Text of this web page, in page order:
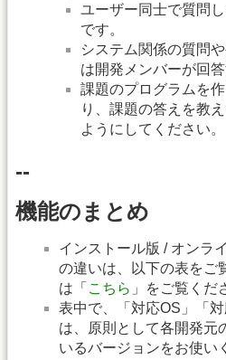
ユーザー同士で質問
です。
システム関係の質問
は開発メンバーが回
課題のプログラムを
り、課題の答えを教
ようにしてください。
--
機能のまとめ
インストール版 / オンラ
の違いは、以下の表をご
は「 こちら 」をご覧くだ
表中で、「対応OS」「
は、原則として各開発元
いるバージョンをお使い